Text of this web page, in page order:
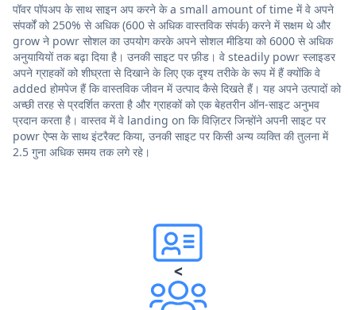
पॉवर पॉपअप के साथ साइन अप करने के a small amount of time में वे अपने
संपर्कों को 250% से अधिक (600 से अधिक वास्तविक संपर्क) करने में सक्षम थे और
grow ने powr सोशल का उपयोग करके अपने सोशल मीडिया को 6000 से अधिक
अनुयायियों तक बढ़ा दिया है। उनकी साइट पर फ़ीड। वे steadily powr स्लाइडर
अपने ग्राहकों को शीघ्रता से दिखाने के लिए एक दृश्य तरीके के रूप में हैं क्योंकि वे
added होमपेज हैं कि वास्तविक जीवन में उत्पाद कैसे दिखते हैं। यह अपने उत्पादों को
अच्छी तरह से प्रदर्शित करता है और ग्राहकों को एक बेहतरीन ऑन-साइट अनुभव
प्रदान करता है। वास्तव में वे landing on कि विज़िटर जिन्होंने अपनी साइट पर
powr ऐप्स के साथ इंटरैक्ट किया, उनकी साइट पर किसी अन्य व्यक्ति की तुलना में
2.5 गुना अधिक समय तक लगे रहे।
<